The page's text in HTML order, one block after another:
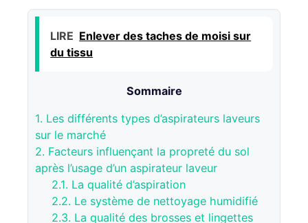
LIRE Enlever des taches de moisi sur
du tissu
Sommaire
1. Les différents types d’aspirateurs laveurs
sur le marché
2. Facteurs influençant la propreté du sol
après l’usage d’un aspirateur laveur
2.1. La qualité d’aspiration
2.2. Le système de nettoyage humidifié
2.3. La qualité des brosses et lingettes